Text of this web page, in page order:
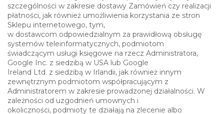
szczególności w zakresie dostawy Zamówień czy realizacji
płatności, jak również umożliwienia korzystania ze stron
Sklepu internetowego, tym,
w dostawcom odpowiedzialnym za prawidłową obsługę
systemów teleinformatycznych, podmiotom
świadczącym usługi księgowe na rzecz Administratora,
Google Inc. z siedzibą w USA lub Google
Ireland Ltd. z siedzibą w Irlandii, jak również innym
zewnętrznym podmiotom współpracującym z
Administratorem w zakresie prowadzonej działalności. W
zależności od uzgodnień umownych i
okoliczności, podmioty te działają na zlecenie albo